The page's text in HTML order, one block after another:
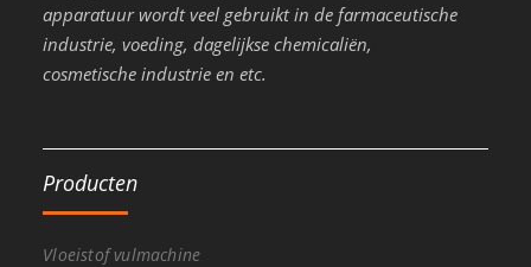
apparatuur wordt veel gebruikt in de farmaceutische
industrie, voeding, dagelijkse chemicaliën,
cosmetische industrie en etc.
Producten
Vloeistof vulmachine